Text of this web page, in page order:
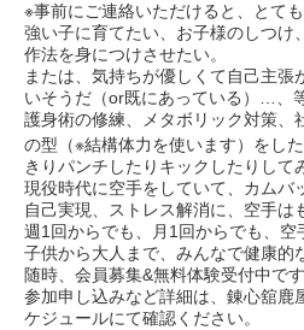
※事前にご連絡いただけると、とて
強い子に育てたい、お子様のしつけ
作法を身につけさせたい。
または、気持ちが優しくて自己主張
いそうだ（or既にあっている）…、
護身術の修練、メタボリック対策、
の型（※結構体力を使います）をした
きりパンチしたりキックしたりして
現役時代に空手をしていて、カムバ
自己実現、ストレス解消に、空手は
週1回からでも、月1回からでも、空
子供から大人まで、みんなで健康的
随時、会員募集&無料体験受付中で
参加申し込みなど詳細は、錬心舘鹿
ケジュールにて確認ください。